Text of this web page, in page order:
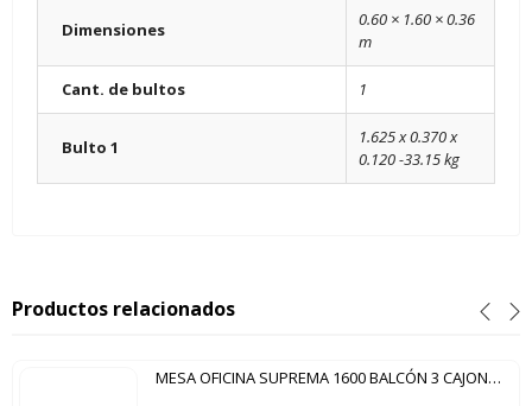
Dimensiones
0.60 × 1.60 × 0.36
m
Cant. de bultos 1
Bulto 1
1.625 x 0.370 x
0.120 -33.15 kg
Productos relacionados
MESA OFICINA SUPREMA 1600 BALCÓN 3 CAJONES IZQUIERDO GIOBEL TERRARUM